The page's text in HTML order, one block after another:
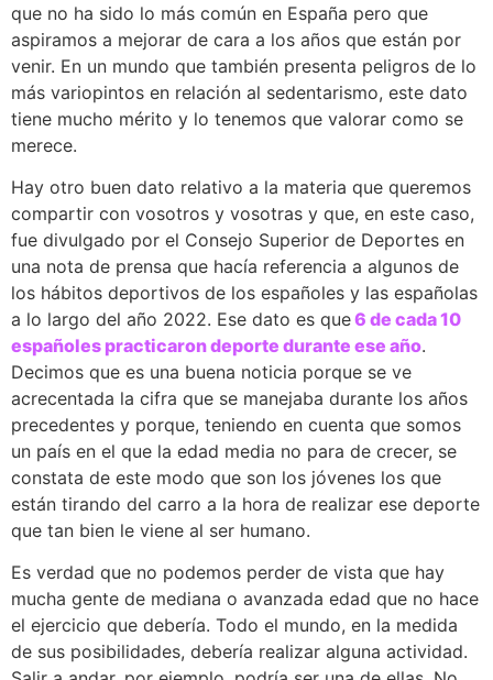
que no ha sido lo más común en España pero que
aspiramos a mejorar de cara a los años que están por
venir. En un mundo que también presenta peligros de lo
más variopintos en relación al sedentarismo, este dato
tiene mucho mérito y lo tenemos que valorar como se
merece.
Hay otro buen dato relativo a la materia que queremos
compartir con vosotros y vosotras y que, en este caso,
fue divulgado por el Consejo Superior de Deportes en
una nota de prensa que hacía referencia a algunos de
los hábitos deportivos de los españoles y las españolas
a lo largo del año 2022. Ese dato es que6 de cada 10
españoles practicaron deporte durante ese año.
Decimos que es una buena noticia porque se ve
acrecentada la cifra que se manejaba durante los años
precedentes y porque, teniendo en cuenta que somos
un país en el que la edad media no para de crecer, se
constata de este modo que son los jóvenes los que
están tirando del carro a la hora de realizar ese deporte
que tan bien le viene al ser humano.
Es verdad que no podemos perder de vista que hay
mucha gente de mediana o avanzada edad que no hace
el ejercicio que debería. Todo el mundo, en la medida
de sus posibilidades, debería realizar alguna actividad.